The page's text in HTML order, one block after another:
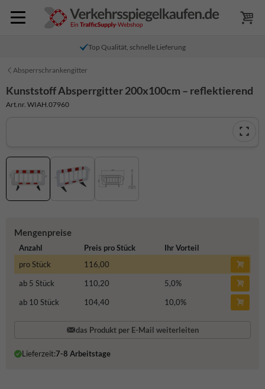
Top Qualität, schnelle Lieferung
Absperrschrankengitter
Kunststoff Absperrgitter 200x100cm – reflektierend
Art.nr. WIAH.07960
Mengenpreise
Anzahl Preis pro Stück
Ihr Vorteil
pro Stück
116,00
ab 5 Stück
110,20 5,0%
ab 10 Stück
104,40 10,0%
das Produkt per E-Mail weiterleiten
Lieferzeit:7-8 Arbeitstage